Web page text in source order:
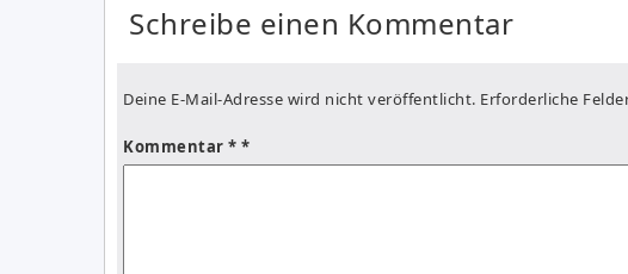
Schreibe einen Kommentar
Deine E-Mail-Adresse wird nicht veröffentlicht. Erforderliche
Kommentar *